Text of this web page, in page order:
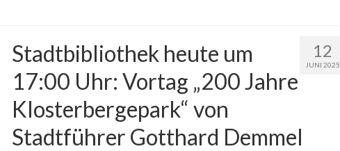
12
JUNI 2025
Stadtbibliothek heute um
17:00 Uhr: Vortag „200 Jahre
Klosterbergepark“ von
Stadtführer Gotthard Demmel